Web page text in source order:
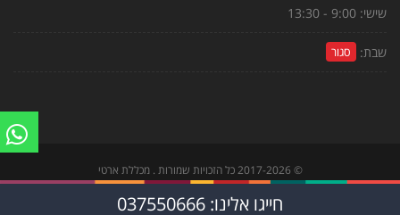
שישי: 9:00 - 13:30
שבת: סגור
©
2017-2026כל הזכויות שמורות . מכללת ארטי
צור קשר
| הקורסים שלנו | לוח פעילויות חייגו אלינו: 037550666